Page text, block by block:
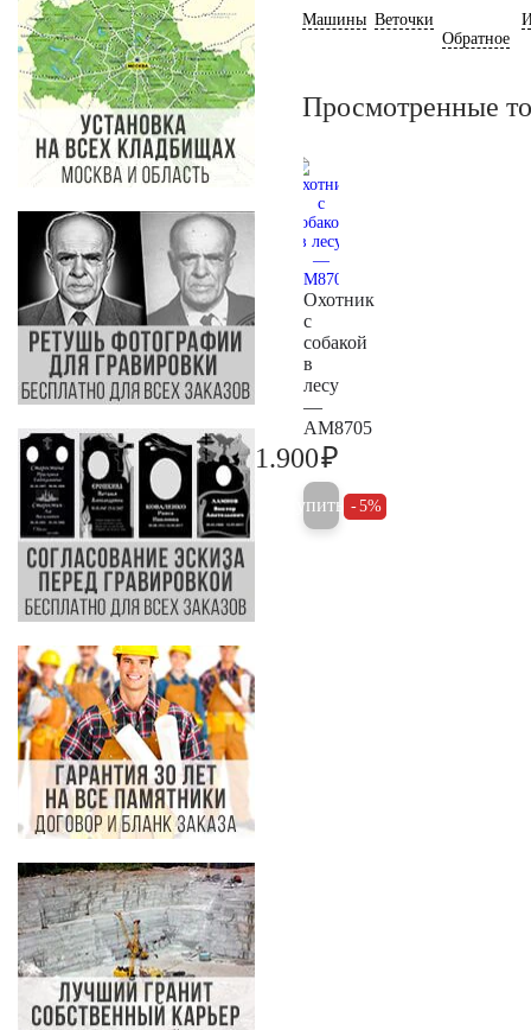
Машины Веточки
Обратное
Просмотренные
Охотник
с
собакой
в
лесу
—
AM8705
1.900₽
Купить 5%